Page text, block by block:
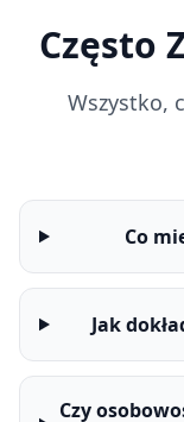
Często
Wszystko,
Co
Jak
Czy